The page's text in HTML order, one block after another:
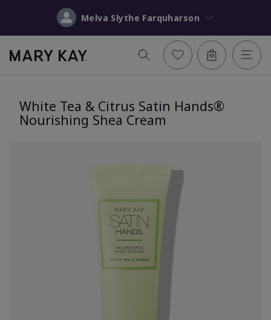
Melva Slythe Farquharson
White Tea & Citrus Satin Hands®
Nourishing Shea Cream